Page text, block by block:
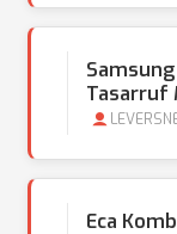
Samsung
Tasarruf
Eca